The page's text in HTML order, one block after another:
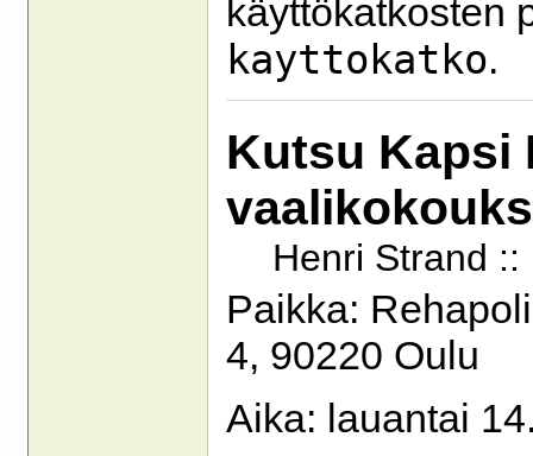
käyttökatkosten
kayttokatko.
Kutsu Kapsi
Henri Strand
Paikka:
4, 90220 Oulu
Aika: lauantai